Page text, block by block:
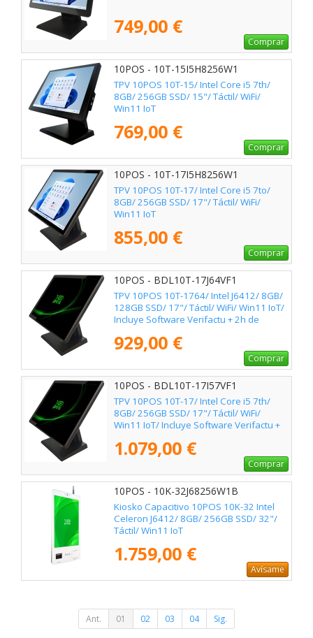
749,00 €
Comprar
10POS - 10T-15I5H8256W1
TPV 10POS 10T-15/ Intel Core i5 7th/
8GB/ 256GB SSD/ 15"/ Táctil/ WiFi/
Win11 IoT
769,00 €
Comprar
10POS - 10T-17I5H8256W1
TPV 10POS 10T-17/ Intel Core i5 7to/
8GB/ 256GB SSD/ 17"/ Táctil/ WiFi/
Win11 IoT
855,00 €
Comprar
10POS - BDL10T-17J64VF1
TPV 10POS 10T-1764/ Intel J6412/ 8GB/
128GB SSD/ 17"/ Táctil/ WiFi/ Win11 IoT/
Incluye Software Verifactu + 2h de
929,00 €
Comprar
10POS - BDL10T-17I57VF1
TPV 10POS 10T-17/ Intel Core i5 7th/
8GB/ 256GB SSD/ 17"/ Táctil/ WiFi/
Win11 IoT/ Incluye Software Verifactu +
1.079,00 €
Comprar
10POS - 10K-32J68256W1B
Kiosko Capacitivo 10POS 10K-32 Intel
Celeron J6412/ 8GB/ 256GB SSD/ 32"/
Táctil/ Win11 IoT
1.759,00 €
Avísame
Ant. 01 02 03 04 Sig.